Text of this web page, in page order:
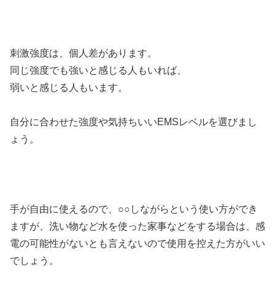
刺激強度は、個人差があります。
同じ強度でも強いと感じる人もいれば、
弱いと感じる人もいます。
自分に合わせた強度や気持ちいいEMSレベルを選びまし
ょう。
手が自由に使えるので、○○しながらという使い方ができ
ますが、洗い物など水を使った家事などをする場合は、感
電の可能性がないとも言えないので使用を控えた方がいい
でしょう。